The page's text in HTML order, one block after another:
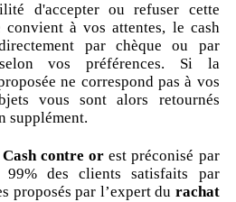
d'accepter ou refuser cette
à vos attentes, le cash
par chèque ou par
vos préférences. Si la
ne correspond pas à vos
vous sont alors retournés
supplément.
Cash contre or est préconisé par
99% des clients satisfaits par
proposés par l’expert du rachat